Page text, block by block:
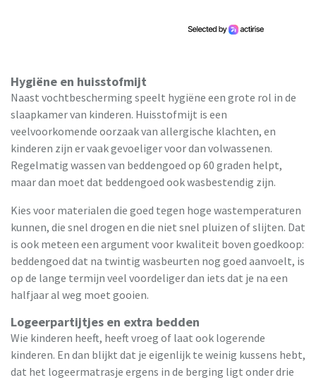
Hygiëne en huisstofmijt
Naast vochtbescherming speelt hygiëne een grote rol in de
slaapkamer van kinderen. Huisstofmijt is een
veelvoorkomende oorzaak van allergische klachten, en
kinderen zijn er vaak gevoeliger voor dan volwassenen.
Regelmatig wassen van beddengoed op 60 graden helpt,
maar dan moet dat beddengoed ook wasbestendig zijn.
Kies voor materialen die goed tegen hoge wastemperaturen
kunnen, die snel drogen en die niet snel pluizen of slijten. Dat
is ook meteen een argument voor kwaliteit boven goedkoop:
beddengoed dat na twintig wasbeurten nog goed aanvoelt, is
op de lange termijn veel voordeliger dan iets dat je na een
halfjaar al weg moet gooien.
Logeerpartijtjes en extra bedden
Wie kinderen heeft, heeft vroeg of laat ook logerende
kinderen. En dan blijkt dat je eigenlijk te weinig kussens hebt,
dat het logeermatrasje ergens in de berging ligt onder drie